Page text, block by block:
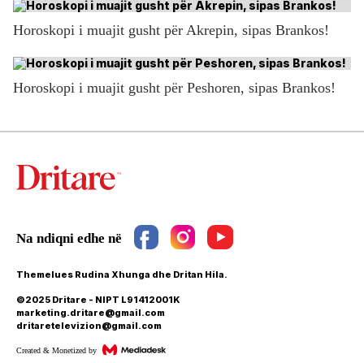
Horoskopi i muajit gusht për Akrepin, sipas Brankos!
Horoskopi i muajit gusht për Peshoren, sipas Brankos!
Themelues Rudina Xhunga dhe Dritan Hila.
©2025 Dritare - NIPT L91412001K
marketing.dritare@gmail.com
dritaretelevizion@gmail.com
Created & Monetized by